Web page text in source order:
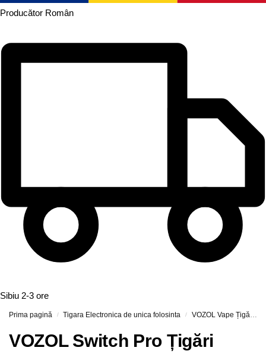
Producător Român
Sibiu 2-3 ore
Prima pagină / Tigara Electronica de unica folosinta / VOZOL Vape Țigări Electronice & Vape-uri
VOZOL Switch Pro Țigări